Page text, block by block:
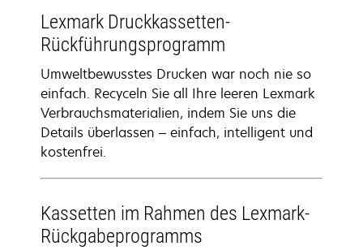
Lexmark Druckkassetten-
Rückführungsprogramm
Umweltbewusstes Drucken war noch nie so
einfach. Recyceln Sie all Ihre leeren Lexmark
Verbrauchsmaterialien, indem Sie uns die
Details überlassen – einfach, intelligent und
kostenfrei.
Kassetten im Rahmen des Lexmark-
Rückgabeprogramms